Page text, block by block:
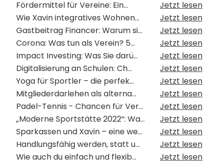
Fördermittel für Vereine: Ein...
Jetzt lesen
Wie Xavin integratives Wohnen...
Jetzt lesen
Gastbeitrag Financer: Warum si...
Jetzt lesen
Corona: Was tun als Verein? 5...
Jetzt lesen
Impact Investing: Was Sie darü...
Jetzt lesen
Digitalisierung an Schulen: Ch...
Jetzt lesen
Yoga für Sportler – die perfek...
Jetzt lesen
Mitgliederdarlehen als alterna...
Jetzt lesen
Padel-Tennis - Chancen für Ver...
Jetzt lesen
„Moderne Sportstätte 2022“: Wa...
Jetzt lesen
Sparkassen und Xavin – eine we...
Jetzt lesen
Handlungsfähig werden, statt u...
Jetzt lesen
Wie auch du einfach und flexib...
Jetzt lesen